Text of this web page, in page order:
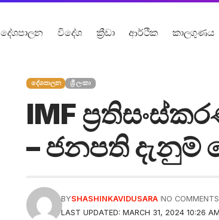
දේශපාලන විදේශ ක්‍රීඩා ආර්ථික කාලගුණය
දේශපාලන ශ්‍රී ලංකා
IMF
– ජනපති දැනුම්
LAST UPDATED: MARCH 31, 2024 10:26 AM
BYSHASHINKAVIDUSARA NO COMMENTS